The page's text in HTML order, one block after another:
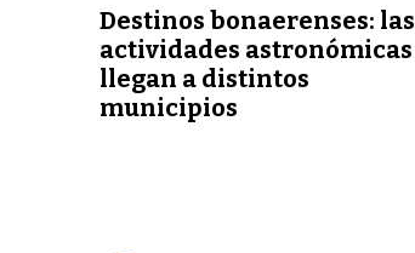
Destinos bonaerenses: las
actividades astronómicas
llegan a distintos
municipios